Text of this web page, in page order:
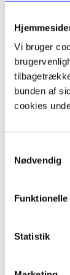
Vi bruger
bunden af
cookies
Nødvendig
Funktionelle
Statistik